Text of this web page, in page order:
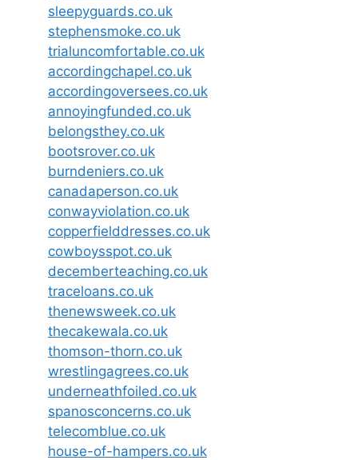
sleepyguards.co.uk
stephensmoke.co.uk
trialuncomfortable.co.uk
accordingchapel.co.uk
accordingoversees.co.uk
annoyingfunded.co.uk
belongsthey.co.uk
bootsrover.co.uk
burndeniers.co.uk
canadaperson.co.uk
conwayviolation.co.uk
copperfielddresses.co.uk
cowboysspot.co.uk
decemberteaching.co.uk
traceloans.co.uk
thenewsweek.co.uk
thecakewala.co.uk
thomson-thorn.co.uk
wrestlingagrees.co.uk
underneathfoiled.co.uk
spanosconcerns.co.uk
telecomblue.co.uk
house-of-hampers.co.uk